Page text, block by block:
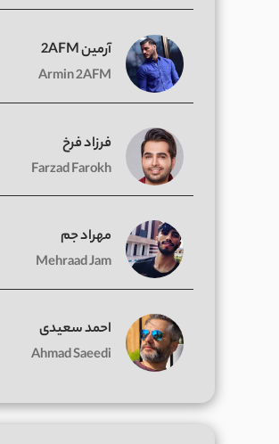
آرمین 2AFM
Armin 2AFM
فرزاد فرخ
Farzad Farokh
مهراد جم
Mehraad Jam
احمد سعیدی
Ahmad Saeedi